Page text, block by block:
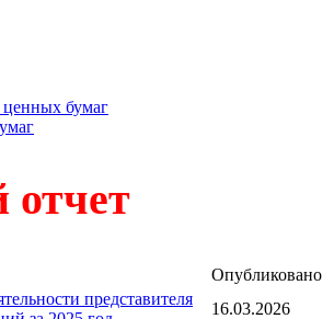
бумаг
отчет
Опубликовано
представителя
16.03.2026